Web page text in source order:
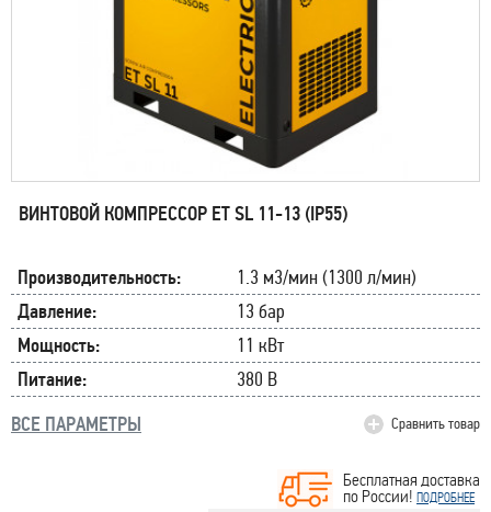
ВИНТОВОЙ КОМПРЕССОР ET SL 11-13 (IP55)
Производительность:
1.3 м3/мин (1300 л/мин)
Давление:
13 бар
Мощность:
11 кВт
Питание:
380 В
ВСЕ ПАРАМЕТРЫ
Сравнить товар
Бесплатная доставка
по России! ПОДРОБНЕЕ